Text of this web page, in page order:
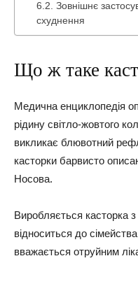
Зовнішнє
схуднення
Що ж таке
Медична енциклопедія
рідину світло-жовтого
викликає блювотний
касторки барвисто
Носова.
Виробляється касторка
відноситься до
вважається отруйним